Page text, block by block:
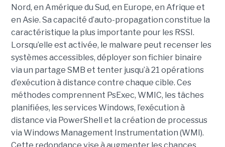
Nord, en Amérique du Sud, en Europe, en Afrique et
en Asie. Sa capacité d’auto-propagation constitue la
caractéristique la plus importante pour les RSSI.
Lorsqu’elle est activée, le malware peut recenser les
systèmes accessibles, déployer son fichier binaire
via un partage SMB et tenter jusqu’à 21 opérations
d’exécution à distance contre chaque cible. Ces
méthodes comprennent PsExec, WMIC, les tâches
planifiées, les services Windows, l’exécution à
distance via PowerShell et la création de processus
via Windows Management Instrumentation (WMI).